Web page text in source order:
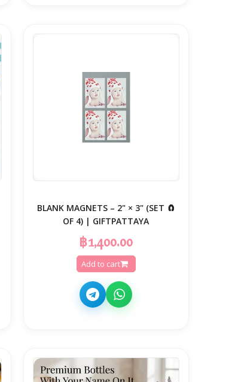
🧲 BLANK MAGNETS – 2" × 3" (SET
OF 4) | GIFTPATTAYA
฿1,400.00
Add to cart